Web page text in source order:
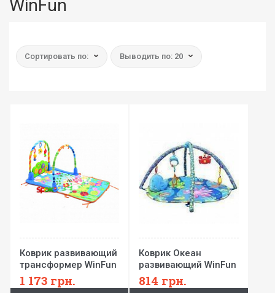
WinFun
Сортировать по: Выводить по: 20
Коврик развивающий
трансформер WinFun
1 173 грн.
Коврик Океан
развивающий WinFun
814 грн.